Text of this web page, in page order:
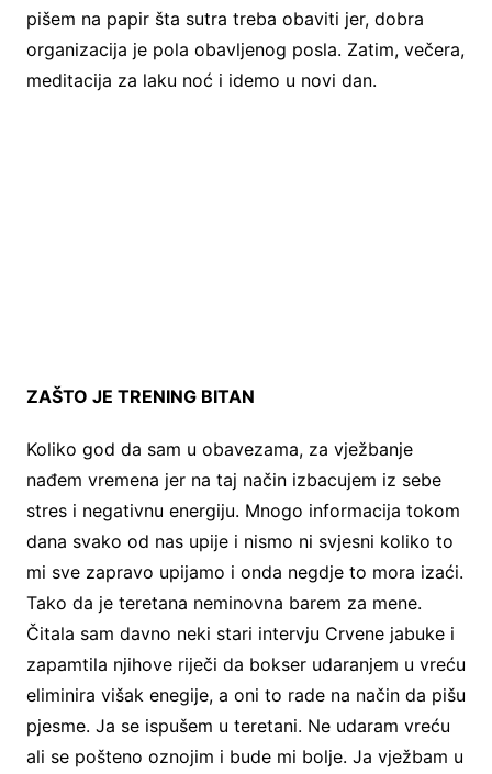
pišem na papir šta sutra treba obaviti jer, dobra
organizacija je pola obavljenog posla. Zatim, večera,
meditacija za laku noć i idemo u novi dan.
ZAŠTO JE TRENING BITAN
Koliko god da sam u obavezama, za vježbanje
nađem vremena jer na taj način izbacujem iz sebe
stres i negativnu energiju. Mnogo informacija tokom
dana svako od nas upije i nismo ni svjesni koliko to
mi sve zapravo upijamo i onda negdje to mora izaći.
Tako da je teretana neminovna barem za mene.
Čitala sam davno neki stari intervju Crvene jabuke i
zapamtila njihove riječi da bokser udaranjem u vreću
eliminira višak enegije, a oni to rade na način da pišu
pjesme. Ja se ispušem u teretani. Ne udaram vreću
ali se pošteno oznojim i bude mi bolje. Ja vježbam u